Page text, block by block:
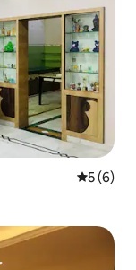
5 (6)